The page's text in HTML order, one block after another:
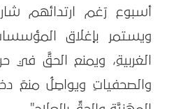
أسبوع رَغم ارتدائهم
ويستمر بإغلاق
الغربيةِ، ويمنع الحقَّ في
والصحفياتِ ويواصِلُ منعَ